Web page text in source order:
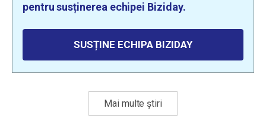
pentru susținerea echipei Biziday.
SUSȚINE ECHIPA BIZIDAY
Mai multe știri